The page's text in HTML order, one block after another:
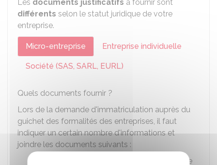
Les documents justificatifs à fournir sont
différents selon le statut juridique de votre
entreprise.
Micro-entreprise Entreprise individuelle
Société (SAS, SARL, EURL)
Quels documents fournir ?
Lors de la demande d'immatriculation auprès du
guichet des formalités des entreprises, il faut
indiquer un certain nombre d'informations et
joindre les documents suivants :
de l'entreprise